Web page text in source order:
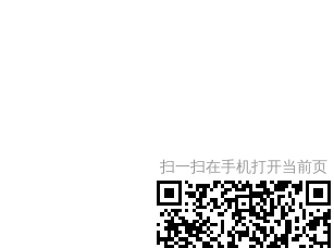
扫一扫在手机打开当前页